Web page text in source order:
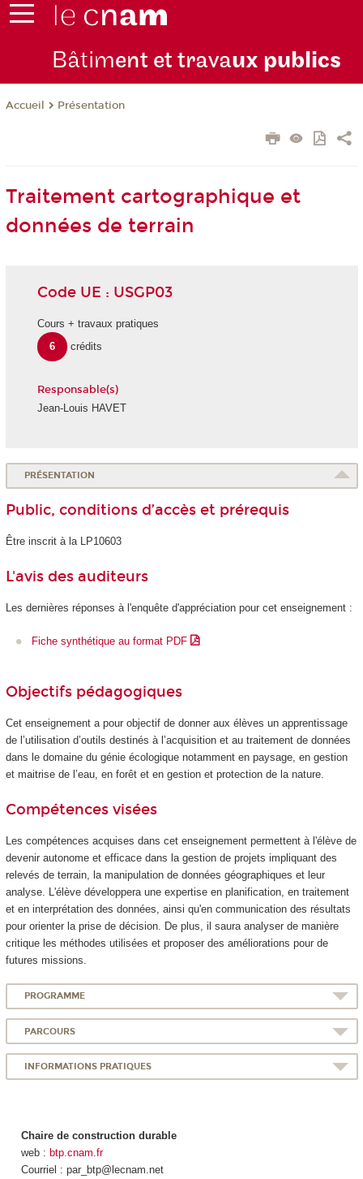
Bâtiment et travaux publics
Accueil Présentation
Traitement cartographique et
données de terrain
Code UE : USGP03
Cours + travaux pratiques
6
crédits
Responsable(s)
Jean-Louis HAVET
PRÉSENTATION
Public, conditions d’accès et prérequis
Être inscrit à la LP10603
L'avis des auditeurs
Les dernières réponses à l'enquête d'appréciation pour cet enseignement :
Fiche synthétique au format PDF
Objectifs pédagogiques
Cet enseignement a pour objectif de donner aux élèves un apprentissage
de l’utilisation d’outils destinés à l’acquisition et au traitement de données
dans le domaine du génie écologique notamment en paysage, en gestion
et maitrise de l’eau, en forêt et en gestion et protection de la nature.
Compétences visées
Les compétences acquises dans cet enseignement permettent à l'élève de
devenir autonome et efficace dans la gestion de projets impliquant des
relevés de terrain, la manipulation de données géographiques et leur
analyse. L'élève développera une expertise en planification, en traitement
et en interprétation des données, ainsi qu'en communication des résultats
pour orienter la prise de décision. De plus, il saura analyser de manière
critique les méthodes utilisées et proposer des améliorations pour de
futures missions.
PROGRAMME
PARCOURS
INFORMATIONS PRATIQUES
Chaire de construction durable
web : btp.cnam.fr
Courriel : par_btp@lecnam.net